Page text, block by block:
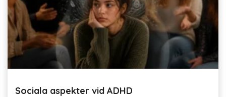
Sociala aspekter vid ADHD